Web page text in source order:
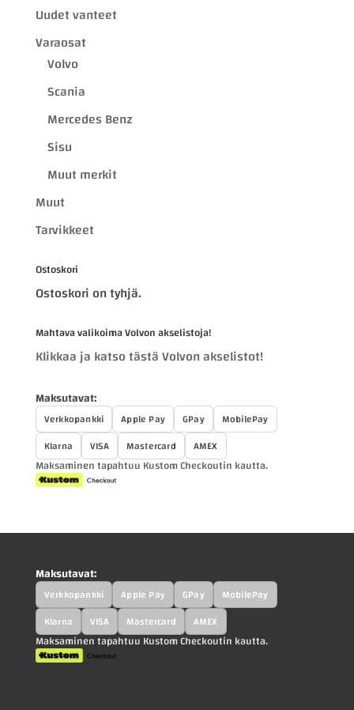
Uudet vanteet
Varaosat
Volvo
Scania
Mercedes Benz
Sisu
Muut merkit
Muut
Tarvikkeet
Ostoskori
Ostoskori on tyhjä.
Mahtava valikoima Volvon akselistoja!
Klikkaa ja katso tästä Volvon akselistot!
Maksutavat:
Verkkopankki Apple Pay GPay
MobilePay
Klarna
VISA Mastercard AMEX
Maksaminen tapahtuu Kustom Checkoutin kautta.
Maksutavat:
Verkkopankki Apple Pay GPay
MobilePay
Klarna
VISA Mastercard AMEX
Maksaminen tapahtuu Kustom Checkoutin kautta.